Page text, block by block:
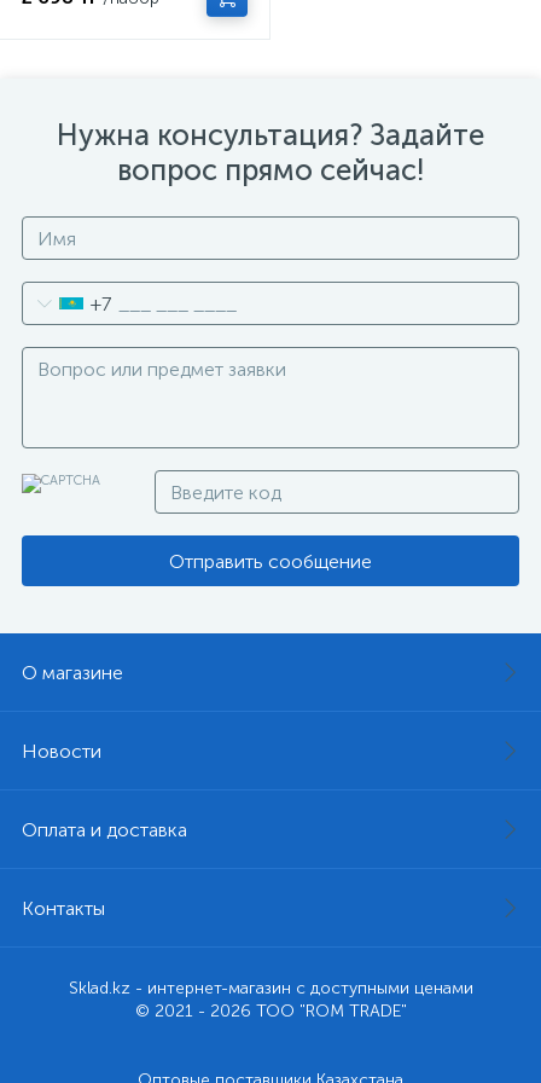
Нужна консультация? Задайте
вопрос прямо сейчас!
+7
Отправить сообщение
О магазине
Новости
Оплата и доставка
Контакты
Sklad.kz - интернет-магазин с доступными ценами
© 2021 - 2026 ТОО "ROM TRADE"